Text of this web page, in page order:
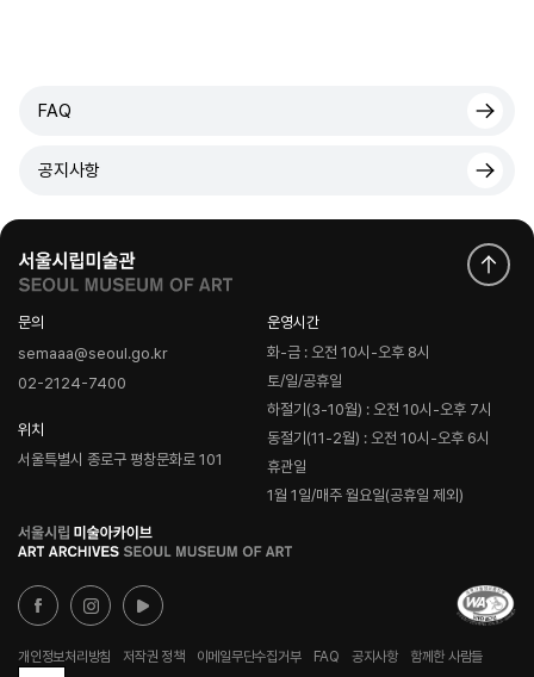
FAQ
공지사항
문의
semaaa@seoul.go.kr
02-2124-7400
위치
서울특별시 종로구 평창문화로 101
운영시간
화-금 : 오전 10시-오후 8시
토/일/공휴일
하절기(3-10월) : 오전 10시-오후 7시
동절기(11-2월) : 오전 10시-오후 6시
휴관일
1월 1일/매주 월요일(공휴일 제외)
로
고
개인정보처리방침 저작권 정책 이메일무단수집거부 FAQ 공지사항
함께한 사람들